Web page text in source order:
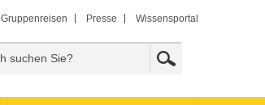
Gruppenreisen Presse Wissensportal